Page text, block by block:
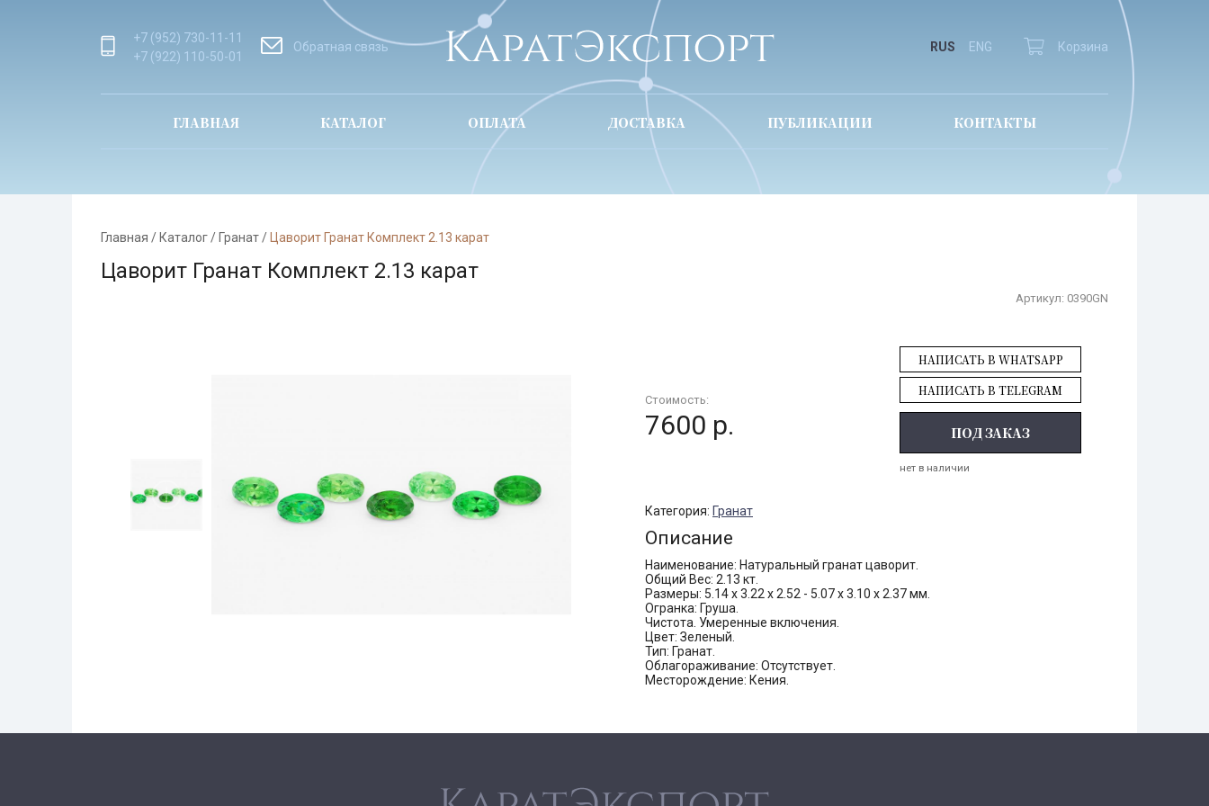
+7 (952) 730-11-11
+7 (922) 110-50-01
Обратная связь RUS ENG Корзина
ГЛАВНАЯ КАТАЛОГ ОПЛАТА ДОСТАВКА ПУБЛИКАЦИИ КОНТАКТЫ
Главная / Каталог/ Гранат/ Цаворит Гранат Комплект 2.13 карат
Цаворит Гранат Комплект 2.13 карат
Артикул: 0390GN
Стоимость:
7600 р.
НАПИСАТЬ В WHATSAPP
НАПИСАТЬ В TELEGRAM
ПОД ЗАКАЗ
нет в наличии
Категория: Гранат
Описание
Наименование: Натуральный гранат цаворит.
Общий Вес: 2.13 кт.
Размеры: 5.14 х 3.22 х 2.52 - 5.07 х 3.10 х 2.37 мм.
Огранка: Груша.
Чистота. Умеренные включения.
Цвет: Зеленый.
Тип: Гранат.
Облагораживание: Отсутствует.
Месторождение: Кения.